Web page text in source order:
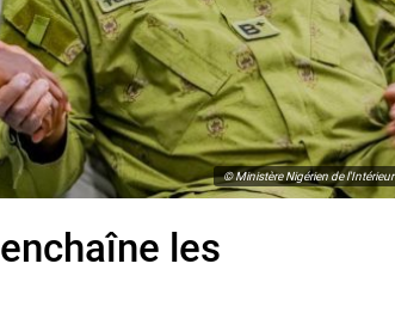
© Ministère Nigérien de l'Intérieur
les